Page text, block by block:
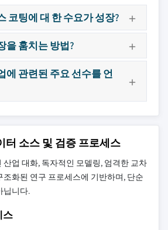
코팅에 대 한 수요가 성장?
을 훔치는 방법?
에 관련된 주요 선수를 언
터 소스 및 검증 프로세스
산업 대화, 독자적인 모델링, 엄격한 교차
조화된 연구 프로세스에 기반하며, 단순
닙니다.
스